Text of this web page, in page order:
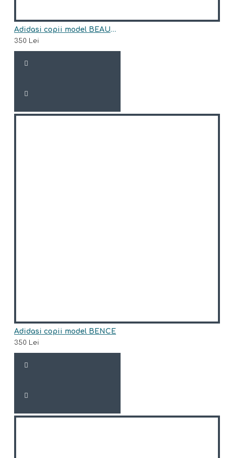
Adidasi copii model BEAUMONT
350 Lei
Adidasi copii model BENCE
350 Lei